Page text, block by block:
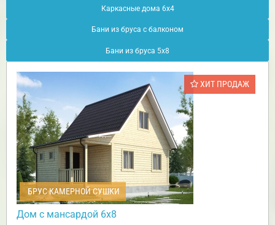
Каркасные дома 6х4
Бани из бруса с балконом
Бани из бруса 5х8
ХИТ ПРОДАЖ
БРУС КАМЕРНОЙ СУШКИ
Дом с мансардой 6х8